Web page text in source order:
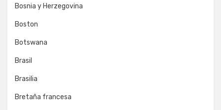
Bosnia y Herzegovina
Boston
Botswana
Brasil
Brasilia
Bretaña francesa